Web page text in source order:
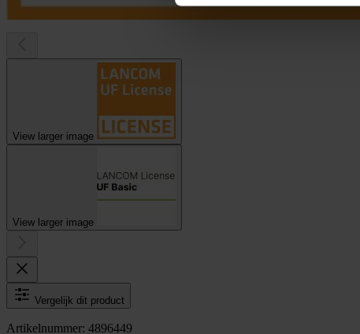
View larger image
View larger image
Vergelijk dit product
Artikelnummer: 4896449